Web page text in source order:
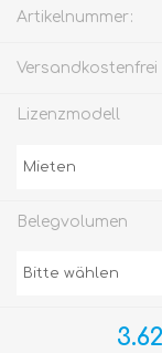
Artikelnummer:
Versandkostenfrei
Lizenzmodell
Belegvolumen